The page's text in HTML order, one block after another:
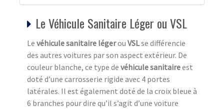
Le Véhicule Sanitaire Léger ou VSL
Le véhicule sanitaire légerou VSLse différencie
des autres voitures par son aspect extérieur. De
couleur blanche, ce type de véhicule sanitaireest
doté d’une carrosserie rigide avec 4 portes
latérales. Il est également doté de la croix bleue à
6 branches pour dire qu’il s’agit d’une voiture